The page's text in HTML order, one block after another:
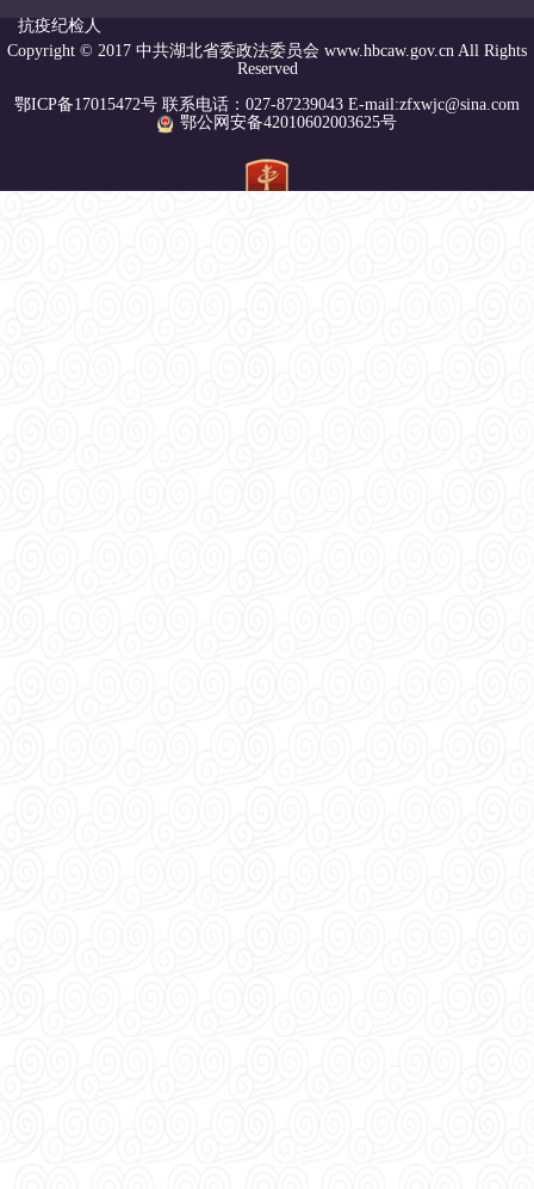
抗疫纪检人
Copyright © 2017 中共湖北省委政法委员会 www.hbcaw.gov.cn All Rights
Reserved
鄂ICP备17015472号 联系电话：027-87239043 E-mail:zfxwjc@sina.com
鄂公网安备42010602003625号